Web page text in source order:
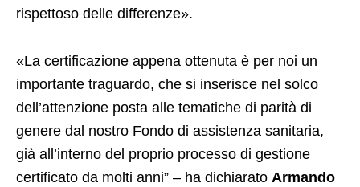
rispettoso delle differenze».
«La certificazione appena ottenuta è per noi un
importante traguardo, che si inserisce nel solco
dell’attenzione posta alle tematiche di parità di
genere dal nostro Fondo di assistenza sanitaria,
già all’interno del proprio processo di gestione
certificato da molti anni” – ha dichiarato Armando